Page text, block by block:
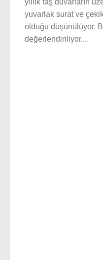
yıllık taş duvarların
yuvarlak surat ve
olduğu düşünülüyor.
değerlendiriliyor....